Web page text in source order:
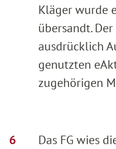
Kläger wurde
übersandt.
ausdrücklich
genutzten
zugehörigen
Das FG wies